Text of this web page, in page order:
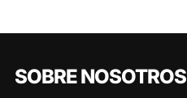
SOBRE NOSOTROS